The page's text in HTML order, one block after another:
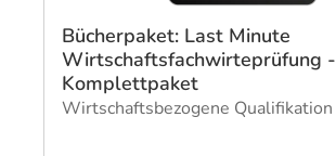
Bücherpaket: Last Minute
Wirtschaftsfachwirteprüfung -
Komplettpaket
Wirtschaftsbezogene Qualifikation